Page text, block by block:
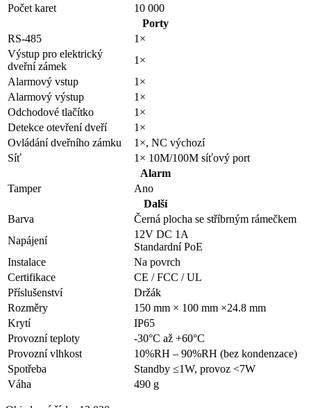
Počet karet
10 000
Porty
RS-485
1×
Výstup pro elektrický
dveřní zámek
1×
Alarmový vstup
1×
Alarmový výstup
1×
Odchodové tlačítko
1×
Detekce otevření dveří
1×
Ovládání dveřního zámku
1×, NC výchozí
Síť
1× 10M/100M síťový port
Alarm
Tamper
Ano
Další
Barva
Černá plocha se stříbrným rámečkem
Napájení
12V DC 1A
Standardní PoE
Instalace
Na povrch
Certifikace
CE / FCC / UL
Příslušenství
Držák
Rozměry
150 mm × 100 mm ×24.8 mm
Krytí
IP65
Provozní teploty
-30°C až +60°C
Provozní vlhkost
10%RH – 90%RH (bez kondenzace)
Spotřeba
Standby ≤1W, provoz <7W
Váha
490 g